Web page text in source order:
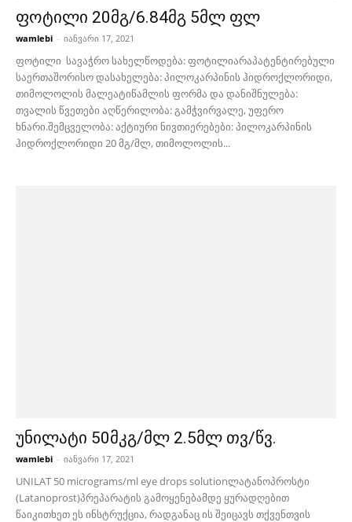
ფოტილი 20მგ/6.84მგ 5მლ ფლ
wamlebi - იანვარი 17, 2021
ფოტილი სავაჭრო სახელწოდება: ფოტილიარაპატენტირებული
საერთაშორისო დასახელება: პილოკარპინის ჰიდროქლორიდი,
თიმოლოლის მალეატიწამლის ფორმა და დანიშნულება:
თვალის წვეთები აღწერილობა: გამჭვირვალე, უფერო
ხნარი.შემცველობა: აქტიური ნივთიერებები: პილოკარპინის
ჰიდროქლორიდი 20 მგ/მლ, თიმოლოლის...
უნილატი 50მკგ/მლ 2.5მლ თვ/წვ.
wamlebi - იანვარი 17, 2021
UNILAT 50 micrograms/ml eye drops solutionლატანოპროსტი
(Latanoprost)პრეპარატის გამოყენებამდე ყურადღებით
წაიკითხეთ ეს ინსტრუქცია, რადგანაც ის შეიცავს თქვენთვის